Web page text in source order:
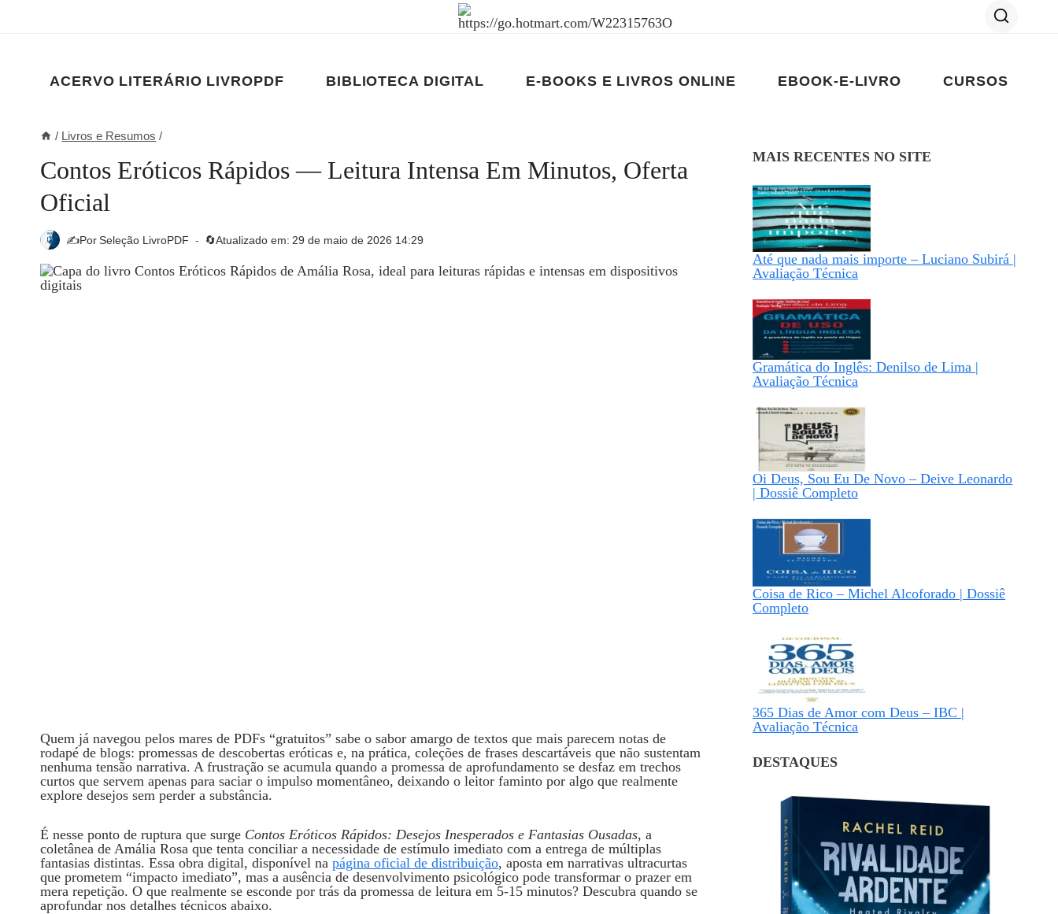
ACERVO LITERÁRIO LIVROPDF BIBLIOTECA DIGITAL E-BOOKS E LIVROS ONLINE EBOOK-E-LIVRO CURSOS
/ Livros e Resumos /
Contos Eróticos Rápidos — Leitura Intensa Em Minutos, Oferta
Oficial
✍️PorSeleção LivroPDF 🔄Atualizado em: 29 de maio de 2026 14:29
Quem já navegou pelos mares de PDFs “gratuitos” sabe o sabor amargo de textos que mais parecem notas de
rodapé de blogs: promessas de descobertas eróticas e, na prática, coleções de frases descartáveis que não sustentam
nenhuma tensão narrativa. A frustração se acumula quando a promessa de aprofundamento se desfaz em trechos
curtos que servem apenas para saciar o impulso momentâneo, deixando o leitor faminto por algo que realmente
explore desejos sem perder a substância.
É nesse ponto de ruptura que surge Contos Eróticos Rápidos: Desejos Inesperados e Fantasias Ousadas, a
coletânea de Amália Rosa que tenta conciliar a necessidade de estímulo imediato com a entrega de múltiplas
fantasias distintas. Essa obra digital, disponível na página oficial de distribuição, aposta em narrativas ultracurtas
que prometem “impacto imediato”, mas a ausência de desenvolvimento psicológico pode transformar o prazer em
mera repetição. O que realmente se esconde por trás da promessa de leitura em 5‑15 minutos? Descubra quando se
aprofundar nos detalhes técnicos abaixo.
MAIS RECENTES NO SITE
Até que nada mais importe – Luciano Subirá |
Avaliação Técnica
Gramática do Inglês: Denilso de Lima |
Avaliação Técnica
Oi Deus, Sou Eu De Novo – Deive Leonardo
| Dossiê Completo
Coisa de Rico – Michel Alcoforado | Dossiê
Completo
365 Dias de Amor com Deus – IBC |
Avaliação Técnica
DESTAQUES